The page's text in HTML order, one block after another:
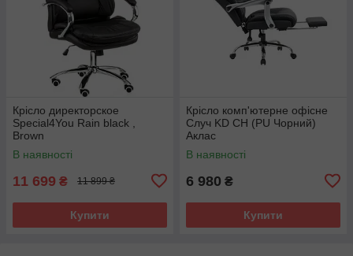
Крісло директорское
Special4You Rain black ,
Brown
В наявності
11 699 ₴ 11 899 ₴
Купити
Крісло комп'ютерне офісне
Случ KD CH (PU Чорний)
Аклас
В наявності
6 980 ₴
Купити